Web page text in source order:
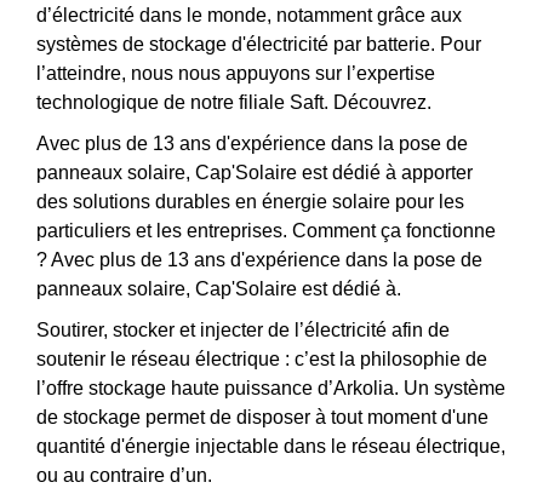
d’électricité dans le monde, notamment grâce aux
systèmes de stockage d'électricité par batterie. Pour
l’atteindre, nous nous appuyons sur l’expertise
technologique de notre filiale Saft. Découvrez.
Avec plus de 13 ans d'expérience dans la pose de
panneaux solaire, Cap'Solaire est dédié à apporter
des solutions durables en énergie solaire pour les
particuliers et les entreprises. Comment ça fonctionne
? Avec plus de 13 ans d'expérience dans la pose de
panneaux solaire, Cap'Solaire est dédié à.
Soutirer, stocker et injecter de l’électricité afin de
soutenir le réseau électrique : c’est la philosophie de
l’offre stockage haute puissance d’Arkolia. Un système
de stockage permet de disposer à tout moment d'une
quantité d'énergie injectable dans le réseau électrique,
ou au contraire d’un.